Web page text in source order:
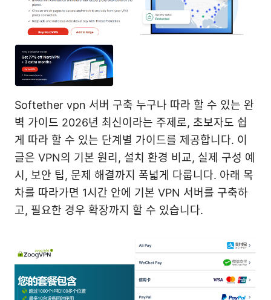
Softether vpn 서버 구축 누구나 따라 할 수 있는 완
벽 가이드 2026년 최신이라는 주제로, 초보자도 쉽
게 따라 할 수 있는 단계별 가이드를 제공합니다. 이
글은 VPN의 기본 원리, 설치 환경 비교, 실제 구성 예
시, 보안 팁, 문제 해결까지 폭넓게 다룹니다. 아래 목
차를 따라가면 1시간 안에 기본 VPN 서버를 구축하
고, 필요한 경우 확장까지 할 수 있습니다.